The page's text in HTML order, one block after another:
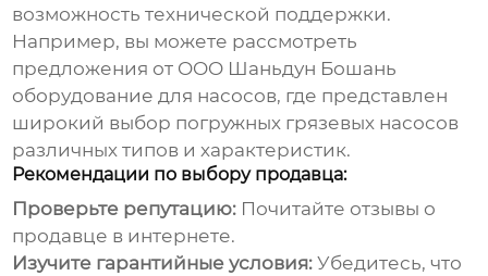
возможность технической поддержки.
Например, вы можете рассмотреть
предложения от OOO Шаньдун Бошань
оборудование для насосов, где представлен
широкий выбор погружных грязевых насосов
различных типов и характеристик.
Рекомендации по выбору продавца:
Проверьте репутацию: Почитайте отзывы о
продавце в интернете.
Изучите гарантийные условия: Убедитесь, что